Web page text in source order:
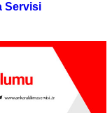
Servisi